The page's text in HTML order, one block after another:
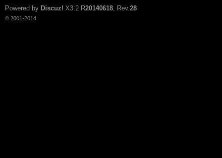
Powered by Discuz! X3.2 R20140618, Rev.28
© 2001-2014